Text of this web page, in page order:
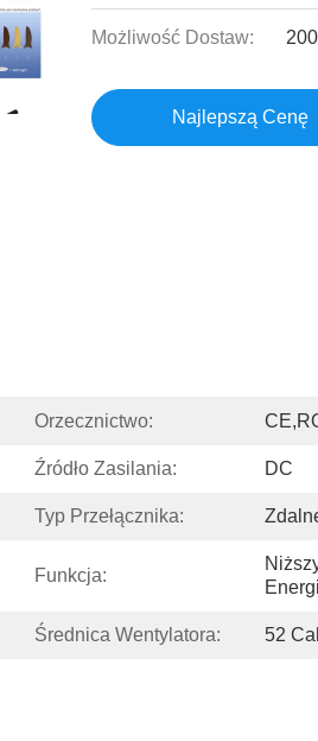
Możliwość Dostaw:
Najlepszą Cenę
Orzecznictwo:
Źródło Zasilania: DC
Typ Przełącznika:
Funkcja:
Średnica Wentylatora: 52